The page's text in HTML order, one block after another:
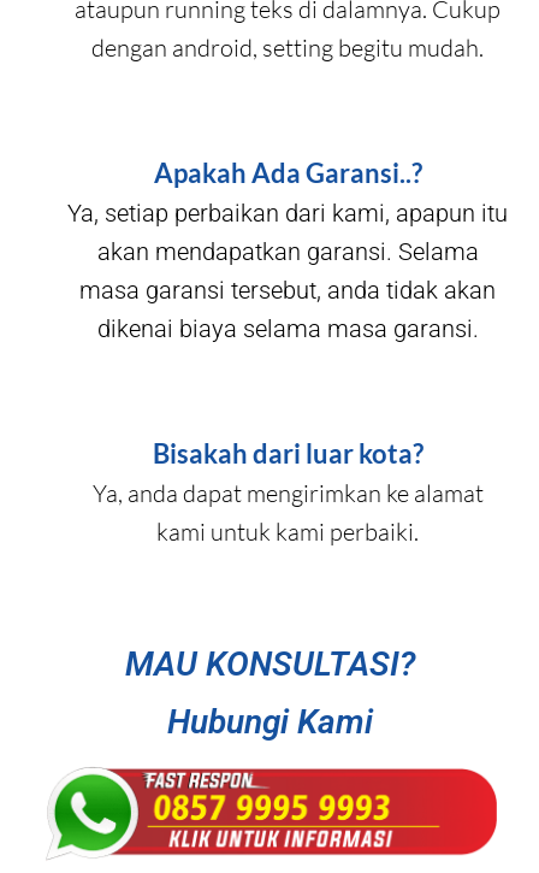
ataupun running teks di dalamnya. Cukup
dengan android, setting begitu mudah.
Apakah Ada Garansi..?
Ya, setiap perbaikan dari kami, apapun itu
akan mendapatkan garansi. Selama
masa garansi tersebut, anda tidak akan
dikenai biaya selama masa garansi.
Bisakah dari luar kota?
Ya, anda dapat mengirimkan ke alamat
kami untuk kami perbaiki.
MAU KONSULTASI?
Hubungi Kami